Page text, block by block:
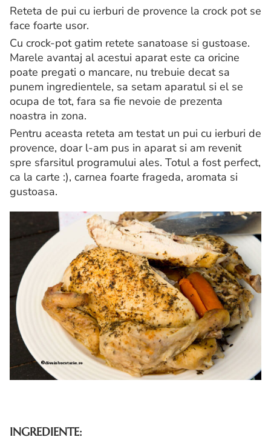
Reteta de pui cu ierburi de provence la crock pot se
face foarte usor.
Cu crock-pot gatim retete sanatoase si gustoase.
Marele avantaj al acestui aparat este ca oricine
poate pregati o mancare, nu trebuie decat sa
punem ingredientele, sa setam aparatul si el se
ocupa de tot, fara sa fie nevoie de prezenta
noastra in zona.
Pentru aceasta reteta am testat un pui cu ierburi de
provence, doar l-am pus in aparat si am revenit
spre sfarsitul programului ales. Totul a fost perfect,
ca la carte :), carnea foarte frageda, aromata si
gustoasa.
INGREDIENTE: